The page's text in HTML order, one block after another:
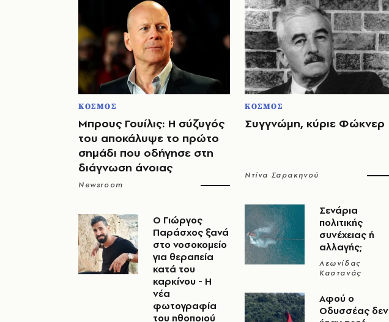
ΚΟΣΜΟΣ
Μπρους Γουίλις: Η σύζυγός
του αποκάλυψε το πρώτο
σημάδι που οδήγησε στη
διάγνωση άνοιας
Newsroom
O Γιώργος
Παράσχος ξανά
στο νοσοκομείο
για θεραπεία
κατά του
καρκίνου - Η
νέα
φωτογραφία
του ηθοποιού
ΚΟΣΜΟΣ
Συγγνώμη, κύριε Φώκνερ
Ντίνα Σαρακηνού
Σενάρια
πολιτικής
συνέχειας ή
αλλαγής;
Λεωνίδας
Καστανάς
Αφού ο
Οδυσσέας δεν